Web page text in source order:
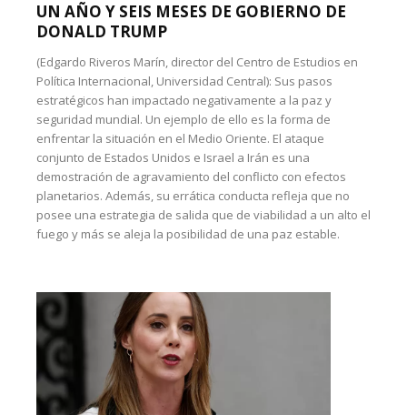
UN AÑO Y SEIS MESES DE GOBIERNO DE
DONALD TRUMP
(Edgardo Riveros Marín, director del Centro de Estudios en
Política Internacional, Universidad Central): Sus pasos
estratégicos han impactado negativamente a la paz y
seguridad mundial. Un ejemplo de ello es la forma de
enfrentar la situación en el Medio Oriente. El ataque
conjunto de Estados Unidos e Israel a Irán es una
demostración de agravamiento del conflicto con efectos
planetarios. Además, su errática conducta refleja que no
posee una estrategia de salida que de viabilidad a un alto el
fuego y más se aleja la posibilidad de una paz estable.